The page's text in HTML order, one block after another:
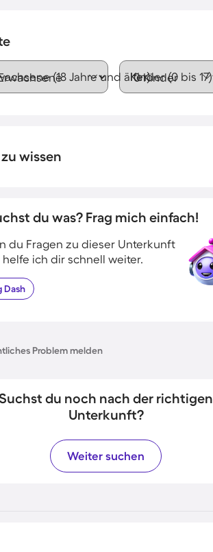
(18 Jahre und älter)Kinder (0 bis 17)
wissen
du was? Frag mich einfach!
du Fragen zu dieser Unterkunft
helfe ich dir schnell weiter.
Dash
Problem melden
du noch nach der richtigen
Unterkunft?
Weiter suchen